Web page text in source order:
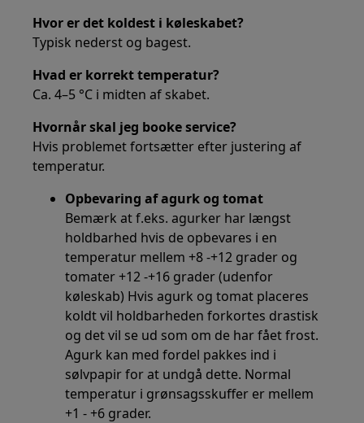
Hvor er det koldest i køleskabet?
Typisk nederst og bagest.
Hvad er korrekt temperatur?
Ca. 4–5 °C i midten af skabet.
Hvornår skal jeg booke service?
Hvis problemet fortsætter efter justering af
temperatur.
Opbevaring af agurk og tomat
Bemærk at f.eks. agurker har længst
holdbarhed hvis de opbevares i en
temperatur mellem +8 -+12 grader og
tomater +12 -+16 grader (udenfor
køleskab) Hvis agurk og tomat placeres
koldt vil holdbarheden forkortes drastisk
og det vil se ud som om de har fået frost.
Agurk kan med fordel pakkes ind i
sølvpapir for at undgå dette. Normal
temperatur i grønsagsskuffer er mellem
+1 - +6 grader.